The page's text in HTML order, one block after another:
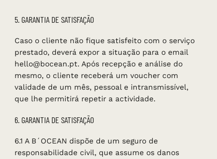
5. GARANTIA DE SATISFAÇÃO
Caso o cliente não fique satisfeito com o serviço
prestado, deverá expor a situação para o email
hello@bocean.pt. Após recepção e análise do
mesmo, o cliente receberá um voucher com
validade de um mês, pessoal e intransmissível,
que lhe permitirá repetir a actividade.
6. GARANTIA DE SATISFAÇÃO
6.1 A B´OCEAN dispõe de um seguro de
responsabilidade civil, que assume os danos